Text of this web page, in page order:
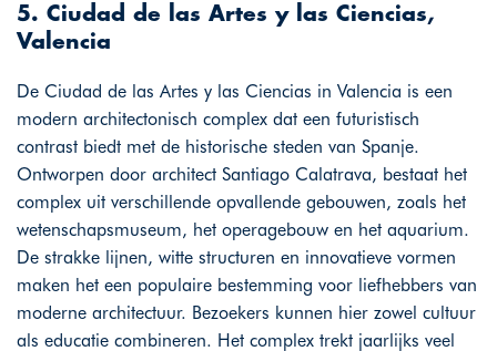
5. Ciudad de las Artes y las Ciencias,
Valencia
De Ciudad de las Artes y las Ciencias in Valencia is een
modern architectonisch complex dat een futuristisch
contrast biedt met de historische steden van Spanje.
Ontworpen door architect Santiago Calatrava, bestaat het
complex uit verschillende opvallende gebouwen, zoals het
wetenschapsmuseum, het operagebouw en het aquarium.
De strakke lijnen, witte structuren en innovatieve vormen
maken het een populaire bestemming voor liefhebbers van
moderne architectuur. Bezoekers kunnen hier zowel cultuur
als educatie combineren. Het complex trekt jaarlijks veel